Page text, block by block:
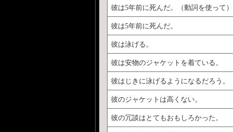
彼は5年前に死んだ。（動詞を使って）
彼は5年前に死んだ。
彼は泳げる。
彼は安物のジャケットを着ている。
彼はじきに泳げるようになるだろう。
彼のジャケットは高くない。
彼の冗談はとてもおもしろかった。